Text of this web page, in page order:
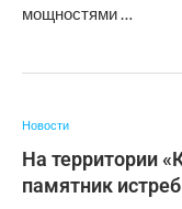
мощностями …
Новости
На территории
памятник